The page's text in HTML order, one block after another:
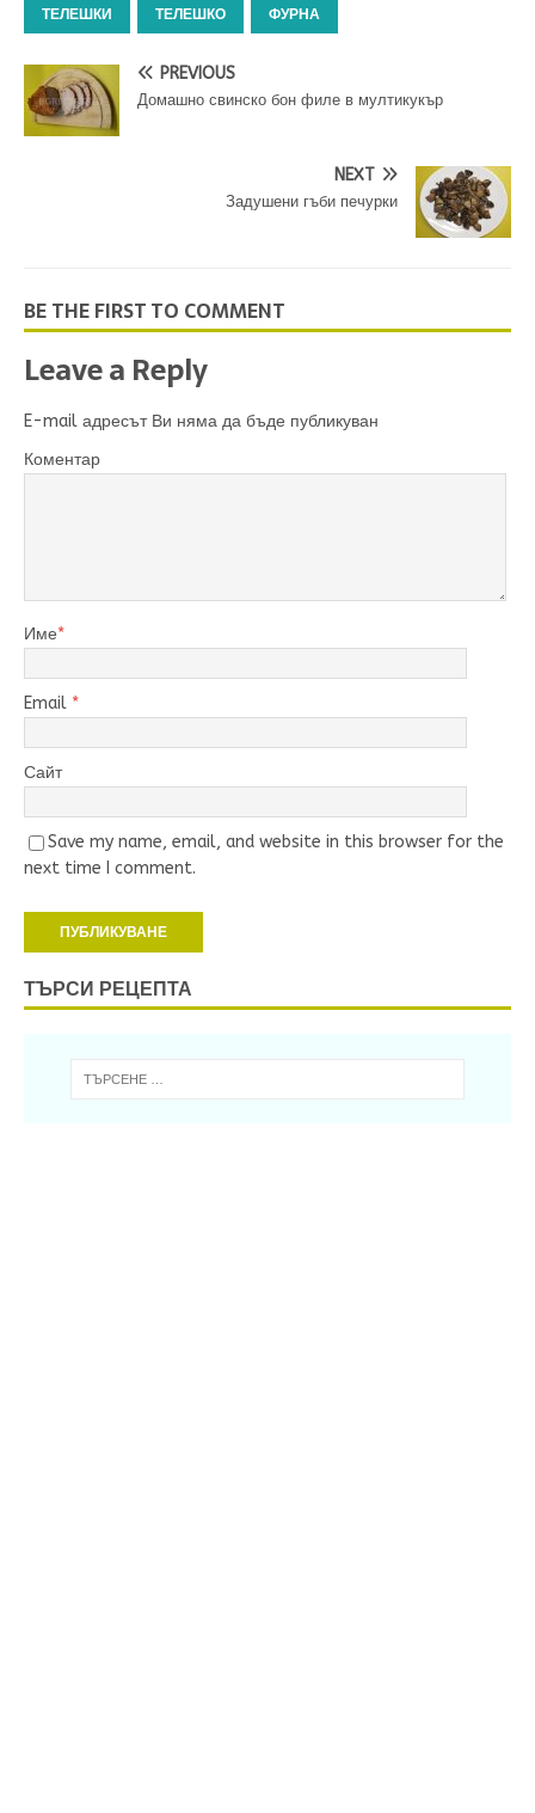
ТЕЛЕШКИ ТЕЛЕШКО ФУРНА
PREVIOUS
Домашно свинско бон филе в мултикукър
NEXT
Задушени гъби печурки
BE THE FIRST TO COMMENT
Leave a Reply
E-mail адресът Ви няма да бъде публикуван
Коментар
Име*
Email *
Сайт
Save my name, email, and website in this browser for the
next time I comment.
ТЪРСИ РЕЦЕПТА